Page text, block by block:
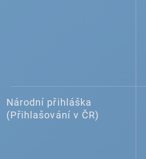
Národní přihláška
(Přihlašování v ČR)